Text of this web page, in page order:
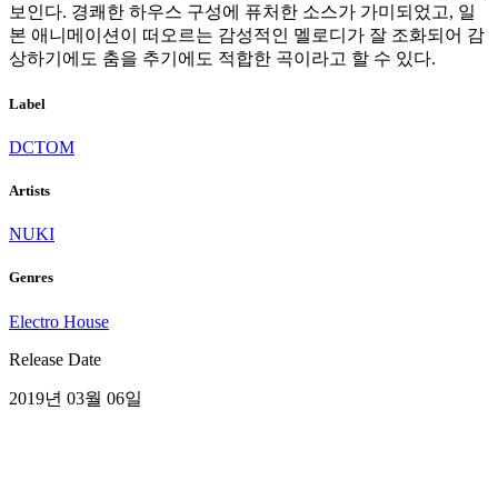
보인다. 경쾌한 하우스 구성에 퓨처한 소스가 가미되었고, 일
본 애니메이션이 떠오르는 감성적인 멜로디가 잘 조화되어 감
상하기에도 춤을 추기에도 적합한 곡이라고 할 수 있다.
Label
DCTOM
Artists
NUKI
Genres
Electro House
Release Date
2019년 03월 06일